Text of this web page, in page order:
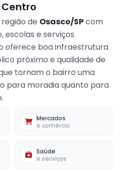
de Osasco/SPcom
escolas e serviços
oferece boa infraestrutura
próximo e qualidade de
tornam o bairro uma
para moradia quanto para
Mercados
e comércio
Saúde
e serviços